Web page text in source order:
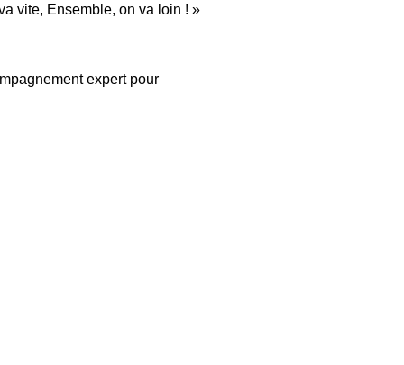
vite, Ensemble, on va loin ! »
expert pour